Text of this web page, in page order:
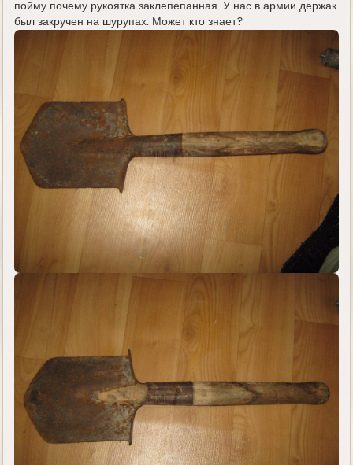
пойму почему рукоятка заклепепанная. У нас в армии держак
был закручен на шурупах. Может кто знает?